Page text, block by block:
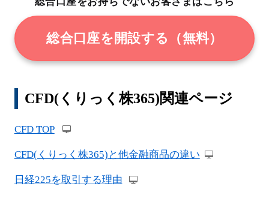
総合口座を開設する（無料）
CFD(くりっく株365)関連ページ
CFD TOP
CFD(くりっく株365)と他金融商品の違い
日経225を取引する理由